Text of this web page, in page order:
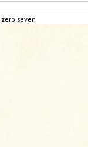
zero seven